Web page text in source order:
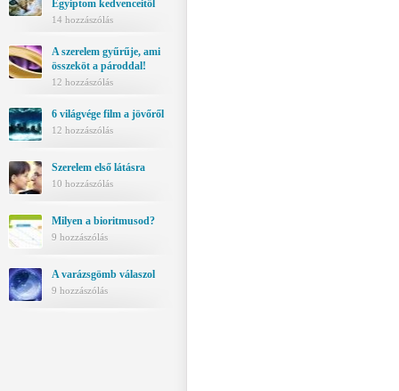
Egyiptom kedvenceitől
14 hozzászólás
A szerelem gyűrűje, ami
összeköt a pároddal!
12 hozzászólás
6 világvége film a jövőről
12 hozzászólás
Szerelem első látásra
10 hozzászólás
Milyen a bioritmusod?
9 hozzászólás
A varázsgömb válaszol
9 hozzászólás